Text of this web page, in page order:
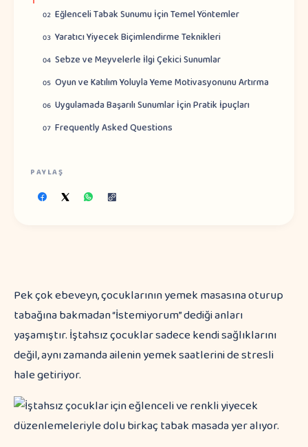
02 Eğlenceli Tabak Sunumu İçin Temel Yöntemler
03 Yaratıcı Yiyecek Biçimlendirme Teknikleri
04 Sebze ve Meyvelerle İlgi Çekici Sunumlar
05 Oyun ve Katılım Yoluyla Yeme Motivasyonunu Artırma
06 Uygulamada Başarılı Sunumlar İçin Pratik İpuçları
07 Frequently Asked Questions
PAYLAŞ
Pek çok ebeveyn, çocuklarının yemek masasına oturup
tabağına bakmadan “İstemiyorum” dediği anları
yaşamıştır. İştahsız çocuklar sadece kendi sağlıklarını
değil, aynı zamanda ailenin yemek saatlerini de stresli
hale getiriyor.